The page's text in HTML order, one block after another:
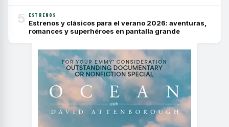
5 ESTRENOS
Estrenos y clásicos para el verano 2026: aventuras,
romances y superhéroes en pantalla grande